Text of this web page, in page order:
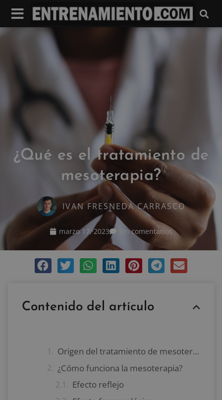
¿Qué es el tratamiento de
mesoterapia?
IVAN FRESNEDA CARRASCO
marzo 17, 2023 Sin comentarios
Contenido del artículo
Origen del tratamiento de mesoterapia
¿Cómo funciona la mesoterapia?
Efecto reflejo